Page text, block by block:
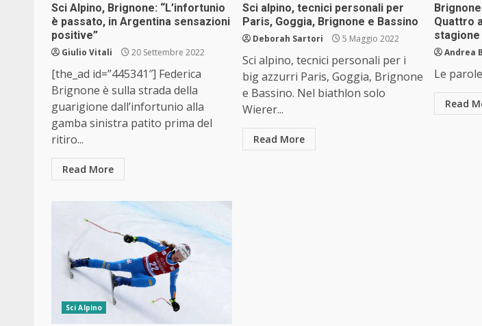
Sci Alpino, Brignone: “L’infortunio
è passato, in Argentina sensazioni
positive”
Giulio Vitali 20 Settembre 2022
[the_ad id=”445341″] Federica
Brignone è sulla strada della
guarigione dall’infortunio alla
gamba sinistra patito prima del
ritiro...
Read More
Sci alpino, tecnici personali per
Paris, Goggia, Brignone e Bassino
Deborah Sartori 5 Maggio 2022
Sci alpino, tecnici personali per i
big azzurri Paris, Goggia, Brignone
e Bassino. Nel biathlon solo
Wierer...
Read More
Quattro
Andrea
Le
Read
Sci Alpino